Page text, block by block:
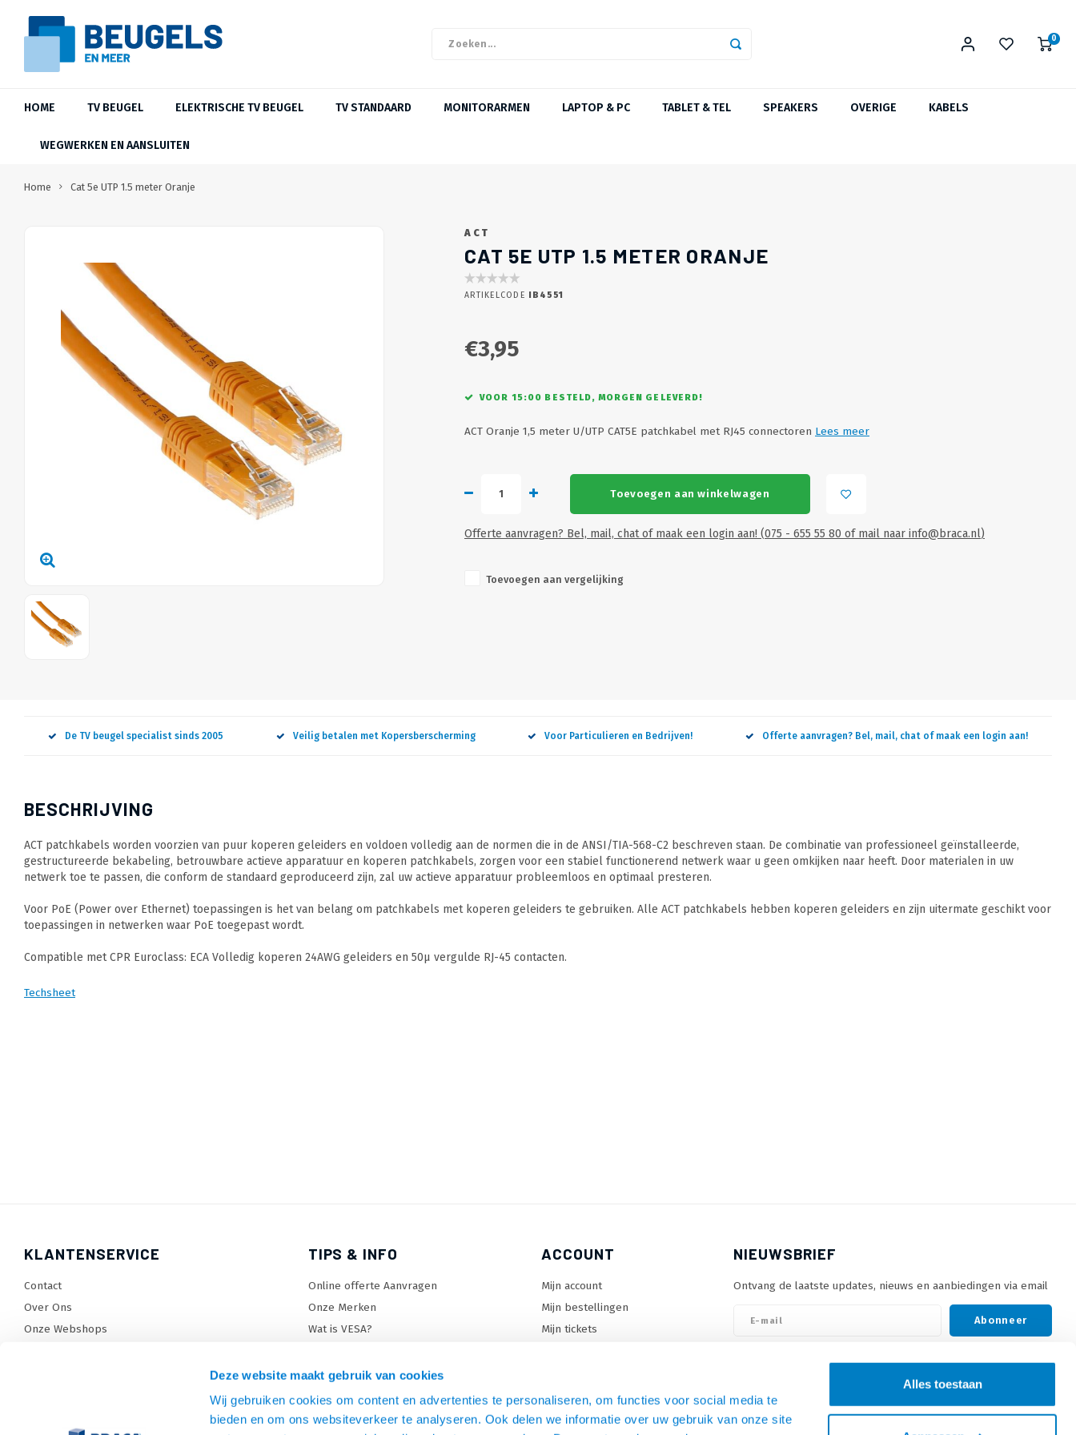
Deze website maakt gebruik van cookies
Wij gebruiken cookies om content en advertenties te personaliseren, om functies voor social media te
bieden en om ons websiteverkeer te analyseren. Ook delen we informatie over uw gebruik van onze site
Alles toestaan
0
HOME TV BEUGEL ELEKTRISCHE TV BEUGEL TV STANDAARD MONITORARMEN LAPTOP & PC TABLET & TEL SPEAKERS OVERIGE KABELS
WEGWERKEN EN AANSLUITEN
Home Cat 5e UTP 1.5 meter Oranje
ACT
CAT 5E UTP 1.5 METER ORANJE
ARTIKELCODE IB4551
€3,95
VOOR 15:00 BESTELD, MORGEN GELEVERD!
ACT Oranje 1,5 meter U/UTP CAT5E patchkabel met RJ45 connectoren Lees meer
Toevoegen aan winkelwagen
Offerte aanvragen? Bel, mail, chat of maak een login aan! (075 - 655 55 80 of mail naar info@braca.nl)
Toevoegen aan vergelijking
De TV beugel specialist sinds 2005 Veilig betalen met Kopersberscherming Voor Particulieren en Bedrijven! Offerte aanvragen? Bel, mail, chat of maak een login aan!
BESCHRIJVING
ACT patchkabels worden voorzien van puur koperen geleiders en voldoen volledig aan de normen die in de ANSI/TIA-568-C2 beschreven staan. De combinatie van professioneel geïnstalleerde,
gestructureerde bekabeling, betrouwbare actieve apparatuur en koperen patchkabels, zorgen voor een stabiel functionerend netwerk waar u geen omkijken naar heeft. Door materialen in uw
netwerk toe te passen, die conform de standaard geproduceerd zijn, zal uw actieve apparatuur probleemloos en optimaal presteren.
Voor PoE (Power over Ethernet) toepassingen is het van belang om patchkabels met koperen geleiders te gebruiken. Alle ACT patchkabels hebben koperen geleiders en zijn uitermate geschikt voor
toepassingen in netwerken waar PoE toegepast wordt.
Compatible met CPR Euroclass: ECA Volledig koperen 24AWG geleiders en 50µ vergulde RJ-45 contacten.
Techsheet
KLANTENSERVICE
Contact
Over Ons
Onze Webshops
TIPS & INFO
Online offerte Aanvragen
Onze Merken
Wat is VESA?
TV standaard keuzehulp
TV lift keuzehulp
Monitorarm keuzehulp
ACCOUNT
Mijn account
Mijn bestellingen
Mijn tickets
NIEUWSBRIEF
Ontvang de laatste updates, nieuws en aanbiedingen via email
Abonneer